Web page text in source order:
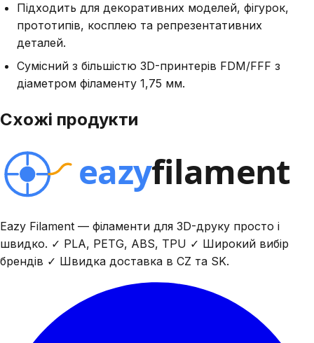
Підходить для декоративних моделей, фігурок,
прототипів, косплею та репрезентативних
деталей.
Сумісний з більшістю 3D-принтерів FDM/FFF з
діаметром філаменту 1,75 мм.
Схожі продукти
Eazy Filament — філаменти для 3D-друку просто і
швидко. ✓ PLA, PETG, ABS, TPU ✓ Широкий вибір
брендів ✓ Швидка доставка в CZ та SK.